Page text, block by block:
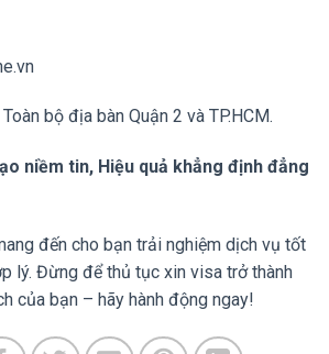
Toàn bộ địa bàn Quận 2 và TP.HCM.
niềm tin, Hiệu quả khẳng định đẳng
đến cho bạn trải nghiệm dịch vụ tốt
lý. Đừng để thủ tục xin visa trở thành
của bạn – hãy hành động ngay!